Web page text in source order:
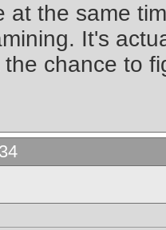
at the same
It's
chance to